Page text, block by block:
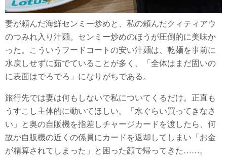
妻が頼んだ海鮮センミー炒めと、私の頼んだクィティアウ
のつみれ入り汁麺。センミー炒めのほうが圧倒的に美味か
った。こういうフードコートの安い汁麺は、乾麺を事前に
水戻しせずに茹でていることが多く、「全体はまだ固いの
に表面はでろでろ」になりがちである。
旅行先では妻は何もしないで私についてくるだけ。正直も
うすこし主体的に動いてほしい。「水ぐらい買ってきなさ
い」と奥の自販機を指差しチャージカードを渡したら、何
故か自販機の近くの係員にカードを返却してしまい「お金
が精算されてしまった」と困った顔で帰ってきた……。